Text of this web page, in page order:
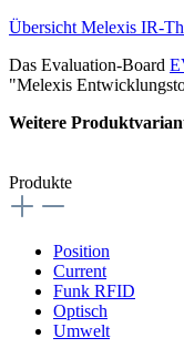
Übersicht Melexis IR-
Das Evaluation-Board
"Melexis
Weitere
Produkte
Position
Current
Funk RFID
Optisch
Umwelt